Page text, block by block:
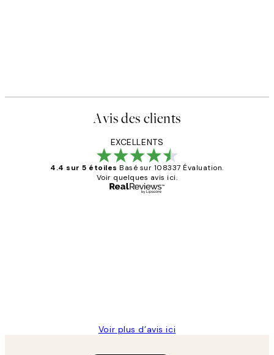
Avis des clients
EXCELLENTS
4.4 sur 5 étoiles Basé sur 108337 Évaluation.
Voir quelques avis ici.
Voir plus d’avis ici